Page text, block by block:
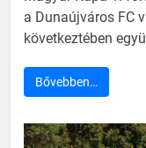
a Dunaújváros FC
következtében
Bővebben…